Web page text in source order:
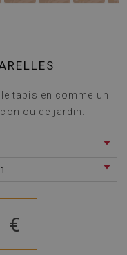
tapis en comme un
ou de jardin.
1
€